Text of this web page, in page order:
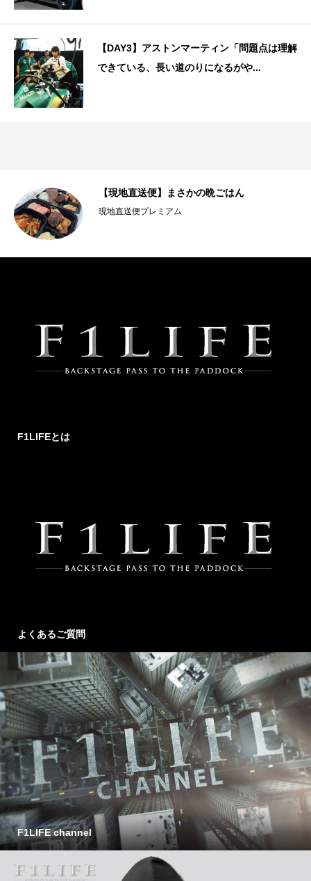
【DAY3】アストンマーティン「問題点は理解
できている、長い道のりになるがや...
【現地直送便】まさかの晩ごはん
現地直送便プレミアム
F1LIFEとは
よくあるご質問
F1LIFE channel